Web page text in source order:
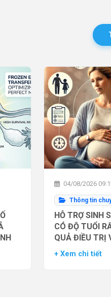
04/08/2026
Thông tin
HỖ TRỢ SINH
CÓ ĐỘ TUỔI
QUẢ ĐIỀU TRỊ
THỨC LÂM
+ Xem chi tiết